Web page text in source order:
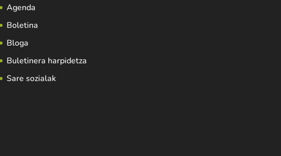
Agenda
Boletina
Bloga
Buletinera harpidetza
Sare sozialak